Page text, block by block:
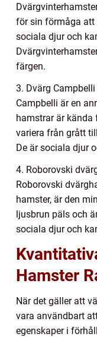
för sin förmåga att
sociala djur och
färgen.
3. Dvärg
Campbelli är en
hamstrar är kända
variera från grått
De är sociala djur
4. Roborovski
Roborovski
hamster, är den
ljusbrun päls och
sociala djur och
Hamster
När det gäller att
vara användbart
egenskaper i